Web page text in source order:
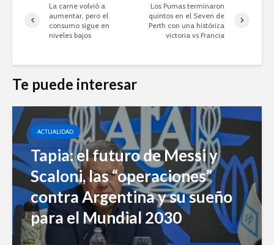
La carne volvió a
aumentar, pero el
consumo sigue en
niveles bajos
Los Pumas terminaron
quintos en el Seven de
Perth con una histórica
victoria vs Francia
Te puede interesar
ACTUALIDAD
Tapia: el futuro de Messi y
Scaloni, las “operaciones”
contra Argentina y su sueño
para el Mundial 2030